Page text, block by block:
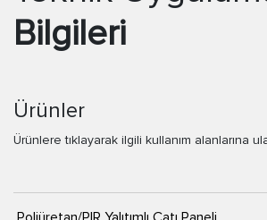
Bilgileri
Ürünler
Ürünlere tıklayarak ilgili kullanım alanlarına